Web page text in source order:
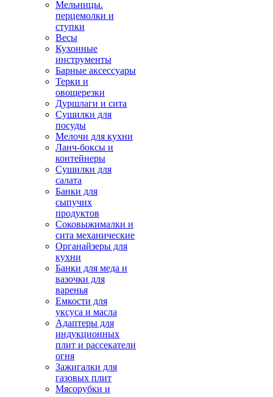
Мельницы.
перцемолки и
ступки
Весы
Кухонные
инструменты
Барные аксессуары
Терки и
овощерезки
Дуршлаги и сита
Сушилки для
посуды
Мелочи для кухни
Ланч-боксы и
контейнеры
Сушилки для
салата
Банки для
сыпучих
продуктов
Соковыжималки и
сита механические
Органайзеры для
кухни
Банки для меда и
вазочки для
варенья
Емкости для
уксуса и масла
Адаптеры для
индукционных
плит и рассекатели
огня
Зажигалки для
газовых плит
Мясорубки и